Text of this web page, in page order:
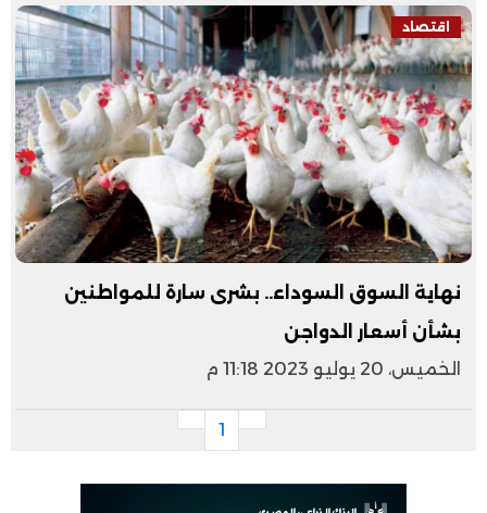
اقتصاد
نهاية السوق السوداء.. بشرى سارة للمواطنين
بشأن أسعار الدواجن
الخميس، 20 يوليو 2023 11:18 م
1